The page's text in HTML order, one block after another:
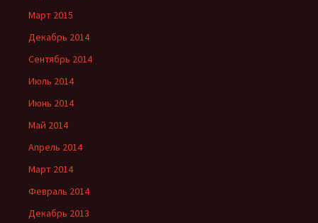
Март 2015
Декабрь 2014
Сентябрь 2014
Июль 2014
Июнь 2014
Май 2014
Апрель 2014
Март 2014
Февраль 2014
Декабрь 2013